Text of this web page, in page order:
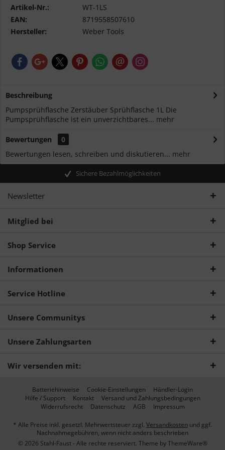
Artikel-Nr.:
WT-1LS
EAN:
8719558507610
Hersteller:
Weber Tools
Beschreibung
Pumpsprühflasche Zerstäuber Sprühflasche 1L Die
Pumpsprühflasche ist ein unverzichtbares... mehr
Bewertungen
0
Bewertungen lesen, schreiben und diskutieren... mehr
Sichere Bezahlmöglichkeiten
Newsletter
Mitglied bei
Shop Service
Informationen
Service Hotline
Unsere Communitys
Unsere Zahlungsarten
Wir versenden mit:
Batteriehinweise Cookie-Einstellungen
Händler-Login
Hilfe / Support
Kontakt
Versand und Zahlungsbedingungen
Widerrufsrecht
Datenschutz AGB Impressum
* Alle Preise inkl. gesetzl. Mehrwertsteuer zzgl. Versandkosten und ggf.
Nachnahmegebühren, wenn nicht anders beschrieben
© 2026 Stahl-Faust - Alle rechte reserviert. Theme byThemeWare®